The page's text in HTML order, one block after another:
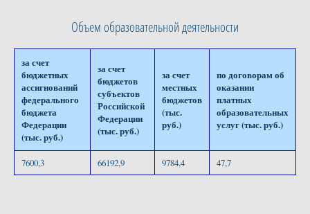
Объем образовательной деятельности
за счет
бюджетных
ассигнований
федерального
бюджета
Федерации
(тыс. руб.)
за счет
бюджетов
субъектов
Российской
Федерации
(тыс. руб.)
за счет
местных
бюджетов
(тыс.
руб.)
по договорам об
оказании
платных
образовательных
услуг (тыс. руб.)
7600,3 66192,9 9784,4 47,7